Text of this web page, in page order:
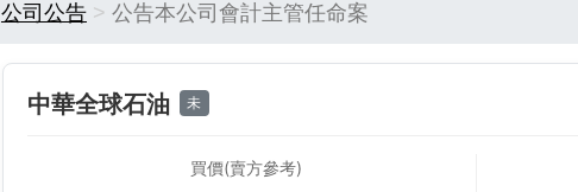
公司公告 公告本公司會計主管任命案
中華全球石油 未
買價(賣方參考)